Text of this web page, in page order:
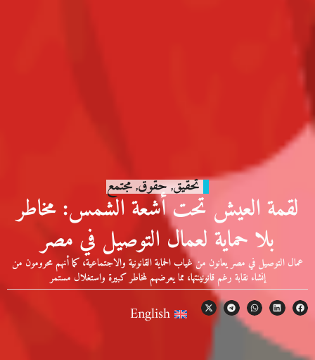
تحقيق,حقوق,مجتمع
لقمة العيش تحت أشعة الشمس: مخاطر
بلا حماية لعمال التوصيل في مصر
عمال التوصيل في مصر يعانون من غياب الحماية القانونية والاجتماعية، كما أنهم محرومون من
إنشاء نقابة رغم قانونينتها، مما يعرضهم لمخاطر كبيرة واستغلال مستمر
English